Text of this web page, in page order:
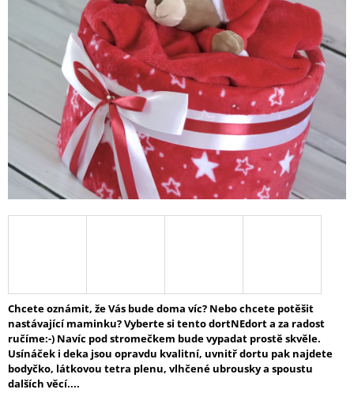
hvězdiček.
Chcete oznámit, že Vás bude doma víc? Nebo chcete potěšit
nastávající maminku? Vyberte si tento dortNEdort a za radost
ručíme:-) Navíc pod stromečkem bude vypadat prostě skvěle.
Usínáček i deka jsou opravdu kvalitní, uvnitř dortu pak najdete
bodyčko, látkovou tetra plenu, vlhčené ubrousky a spoustu
dalších věcí....
J
?
HLEDAT
O
R
U
Č
U
J
E